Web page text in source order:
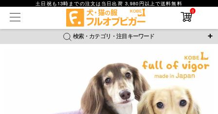
土日祝も13時までの注文は当日出荷 3,980円以上で送料無料
0
検索・カテゴリ・注目キーワード
＼注目ワード／
腹巻 撥水レイン ラッシュガード
おそろコーデ 背中開きアイテム
新作アイテム
在庫なし商品
在庫なし商品を表示しない
並び順
新着順
価格が安い順